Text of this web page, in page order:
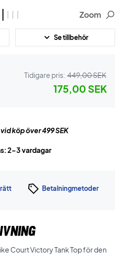
Zoom
Se tillbehör
Tidigare pris: 449,00 SEK
175,00 SEK
vid köp över 499 SEK
2-3 vardagar
Betalningmetoder
Court Victory Tank Top för den